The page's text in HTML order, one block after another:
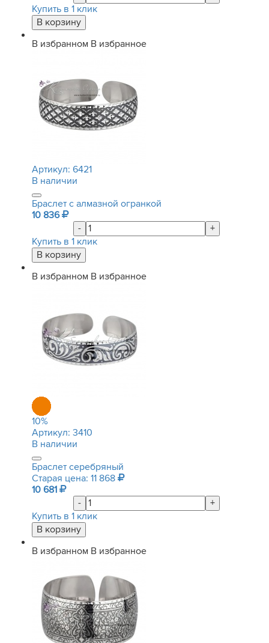
Купить в 1 клик
В избранном В избранное
Артикул: 6421
В наличии
Браслет с алмазной огранкой
10 836
-
+
Купить в 1 клик
В избранном В избранное
10%
Артикул: 3410
В наличии
Браслет серебряный
Старая цена: 11 868
10 681
-
+
Купить в 1 клик
В избранном В избранное